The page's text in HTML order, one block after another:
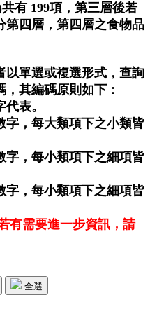
有 199項，第三層後若
第四層，第四層之食物品
以單選或複選形式，查詢
其編碼原則如下：
表。
字，每大類項下之小類皆
字，每小類項下之細項皆
字，每小類項下之細項皆
有需要進一步資訊，請
全選